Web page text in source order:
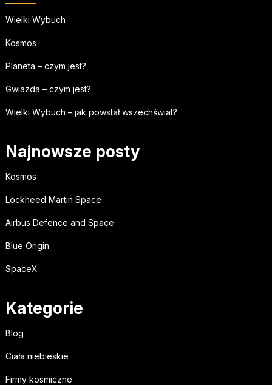
Wielki Wybuch
Kosmos
Planeta – czym jest?
Gwiazda – czym jest?
Wielki Wybuch – jak powstał wszechświat?
Najnowsze posty
Kosmos
Lockheed Martin Space
Airbus Defence and Space
Blue Origin
SpaceX
Kategorie
Blog
Ciała niebieskie
Firmy kosmiczne